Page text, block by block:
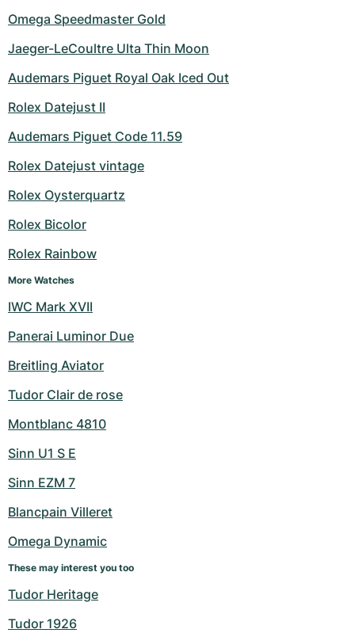
Omega Speedmaster Gold
Jaeger-LeCoultre Ulta Thin Moon
Audemars Piguet Royal Oak Iced Out
Rolex Datejust II
Audemars Piguet Code 11.59
Rolex Datejust vintage
Rolex Oysterquartz
Rolex Bicolor
Rolex Rainbow
More Watches
IWC Mark XVII
Panerai Luminor Due
Breitling Aviator
Tudor Clair de rose
Montblanc 4810
Sinn U1 S E
Sinn EZM 7
Blancpain Villeret
Omega Dynamic
These may interest you too
Tudor Heritage
Tudor 1926